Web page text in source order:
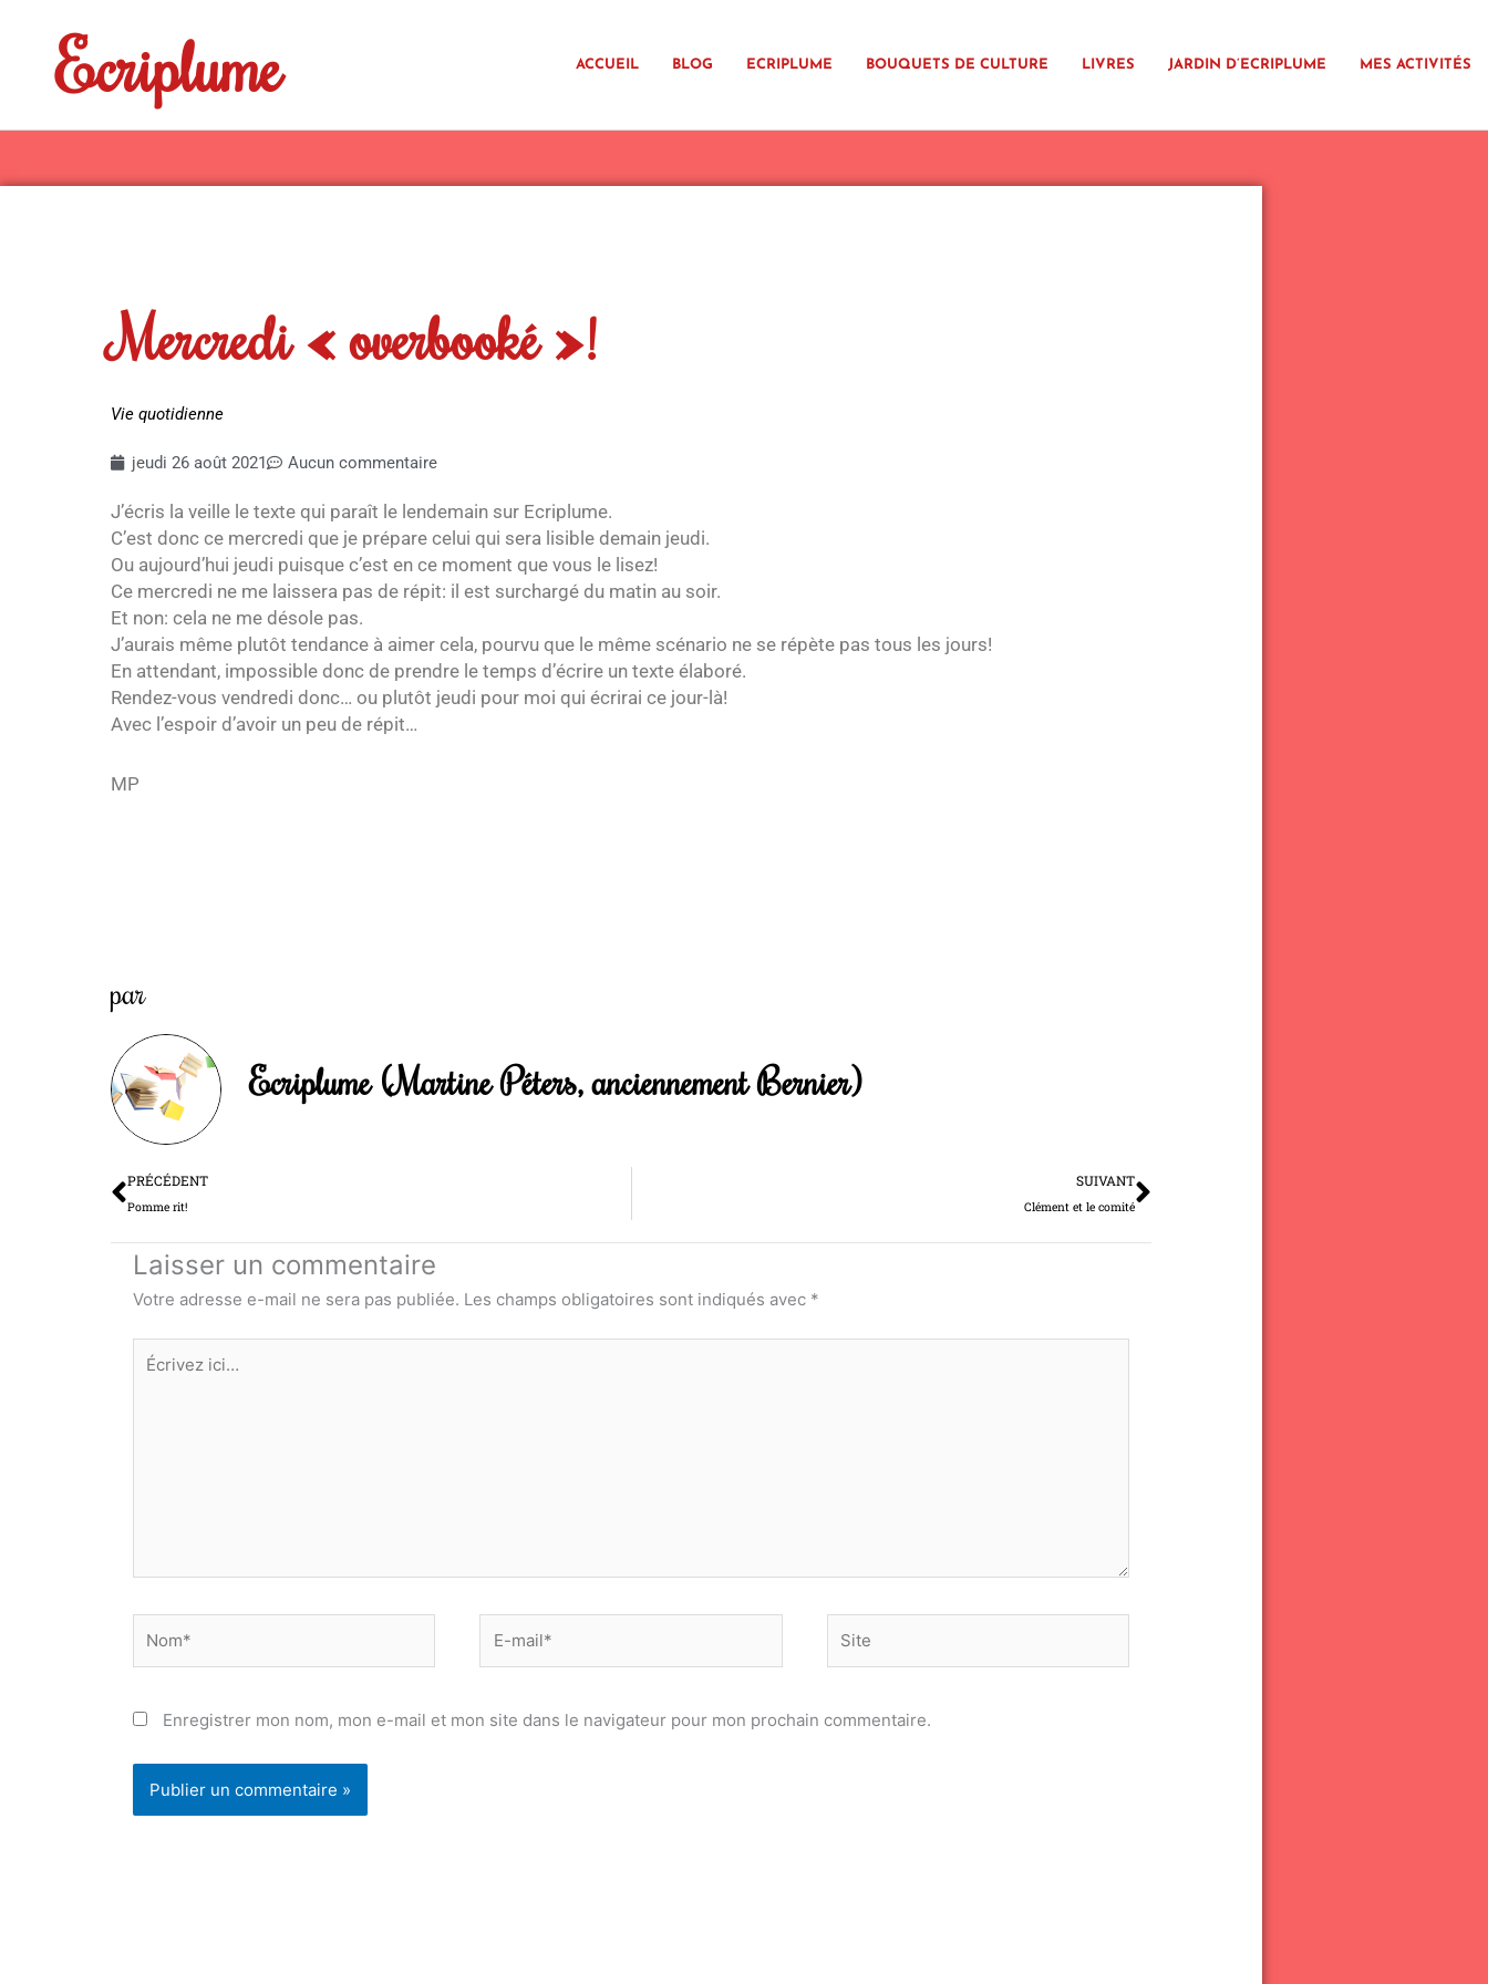
contenuEcriplume ACCUEIL BLOG ECRIPLUME BOUQUETS DE CULTURE LIVRES JARDIN D’ECRIPLUME MES ACTIVITÉS
Mercredi « overbooké »!
Vie quotidienne
jeudi 26 août 2021 Aucun commentaire
J’écris la veille le texte qui paraît le lendemain sur Ecriplume.
C’est donc ce mercredi que je prépare celui qui sera lisible demain jeudi.
Ou aujourd’hui jeudi puisque c’est en ce moment que vous le lisez!
Ce mercredi ne me laissera pas de répit: il est surchargé du matin au soir.
Et non: cela ne me désole pas.
J’aurais même plutôt tendance à aimer cela, pourvu que le même scénario ne se répète pas tous les jours!
En attendant, impossible donc de prendre le temps d’écrire un texte élaboré.
Rendez-vous vendredi donc… ou plutôt jeudi pour moi qui écrirai ce jour-là!
Avec l’espoir d’avoir un peu de répit…
MP
par
Ecriplume (Martine Péters, anciennement Bernier)
Précédent
PRÉCÉDENT
Pomme rit!
SUIVANT
Clément et le comité
Suivant
Laisser un commentaire
Votre adresse e-mail ne sera pas publiée. Les champs obligatoires sont indiqués avec *
Écrivez
ici…
mail*
Enregistrer mon nom, mon e-mail et mon site dans le navigateur pour mon prochain commentaire.